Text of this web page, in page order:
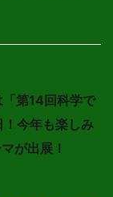
「第14回科学で
今年も楽しみ
が出展！